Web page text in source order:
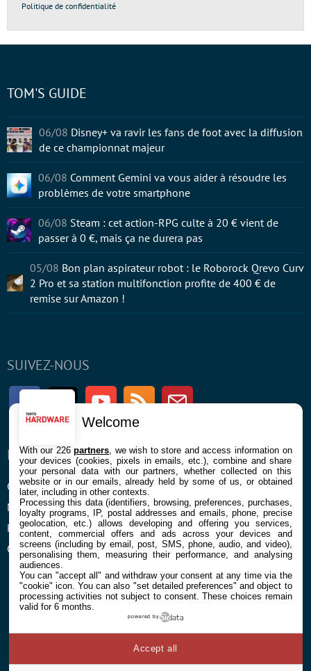
Politique de confidentialité
SUIVEZ-NOUS
FacebookTwitter Youtube RSS Newsletter
ENTREPRISE
Confidentialité et Cookies
Mentions légales et CGU
Préférences Cookies
Qui sommes nous
À PROPOS
Contact
TOM'S GUIDE
06/08 Disney+ va ravir les fans de foot avec la diffusion
de ce championnat majeur
06/08 Comment Gemini va vous aider à résoudre les
problèmes de votre smartphone
06/08 Steam : cet action-RPG culte à 20 € vient de
passer à 0 €, mais ça ne durera pas
05/08 Bon plan aspirateur robot : le Roborock Qrevo Curv
2 Pro et sa station multifonction profite de 400 € de
remise sur Amazon !
Welcome
With our 226partners , we wish to store and access information on
your devices (cookies, pixels in emails, etc.), combine and share
your personal data with our partners, whether collected on this
website or in our emails, already held by some of us, or obtained
later, including in other contexts.
Processing this data (identifiers, browsing, preferences, purchases,
loyalty programs, IP, postal addresses and emails, phone, precise
geolocation, etc.) allows developing and offering you services,
content, commercial offers and ads across your devices and
screens (including by email, post, SMS, phone, audio, and video),
personalising them, measuring their performance, and analysing
audiences.
You can "accept all" and withdraw your consent at any time via the
"cookie" icon. You can also "set detailed preferences" and object to
processing activities not subject to consent. These choices remain
valid for 6 months.
powered by
Accept all